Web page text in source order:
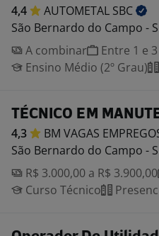
4,4 AUTOMETAL SBC
São Bernardo do Campo -
A combinar
Entre 1 e
Ensino Médio (2º Grau)
TÉCNICO EM
4,3 BM VAGAS
São Bernardo do Campo -
R$ 3.000,00 a R$ 3.900,00
Curso Técnico